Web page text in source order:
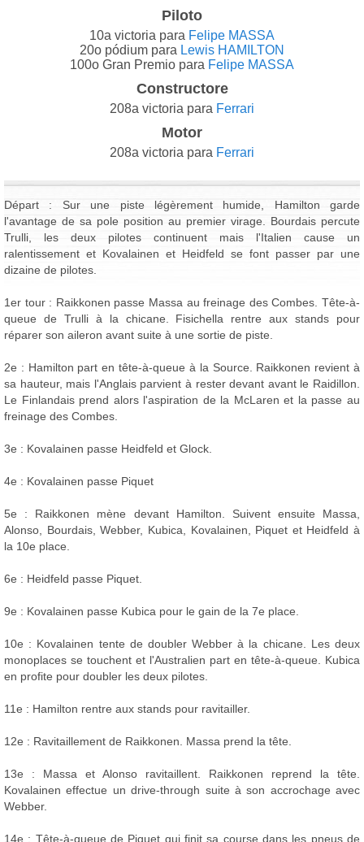
Piloto
10a victoria para Felipe MASSA
20o pódium para Lewis HAMILTON
100o Gran Premio para Felipe MASSA
Constructore
208a victoria para Ferrari
Motor
208a victoria para Ferrari
Départ : Sur une piste légèrement humide, Hamilton garde
l'avantage de sa pole position au premier virage. Bourdais percute
Trulli, les deux pilotes continuent mais l'Italien cause un
ralentissement et Kovalainen et Heidfeld se font passer par une
dizaine de pilotes.
1er tour : Raikkonen passe Massa au freinage des Combes. Tête-à-
queue de Trulli à la chicane. Fisichella rentre aux stands pour
réparer son aileron avant suite à une sortie de piste.
2e : Hamilton part en tête-à-queue à la Source. Raikkonen revient à
sa hauteur, mais l'Anglais parvient à rester devant avant le Raidillon.
Le Finlandais prend alors l'aspiration de la McLaren et la passe au
freinage des Combes.
3e : Kovalainen passe Heidfeld et Glock.
4e : Kovalainen passe Piquet
5e : Raikkonen mène devant Hamilton. Suivent ensuite Massa,
Alonso, Bourdais, Webber, Kubica, Kovalainen, Piquet et Heidfeld à
la 10e place.
6e : Heidfeld passe Piquet.
9e : Kovalainen passe Kubica pour le gain de la 7e place.
10e : Kovalainen tente de doubler Webber à la chicane. Les deux
monoplaces se touchent et l'Australien part en tête-à-queue. Kubica
en profite pour doubler les deux pilotes.
11e : Hamilton rentre aux stands pour ravitailler.
12e : Ravitaillement de Raikkonen. Massa prend la tête.
13e : Massa et Alonso ravitaillent. Raikkonen reprend la tête.
Kovalainen effectue un drive-through suite à son accrochage avec
Webber.
14e : Tête-à-queue de Piquet qui finit sa course dans les pneus de